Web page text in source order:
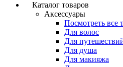
Каталог товаров
Аксессуары
Посмотреть все
Для волос
Для
Для душа
Для макияжа